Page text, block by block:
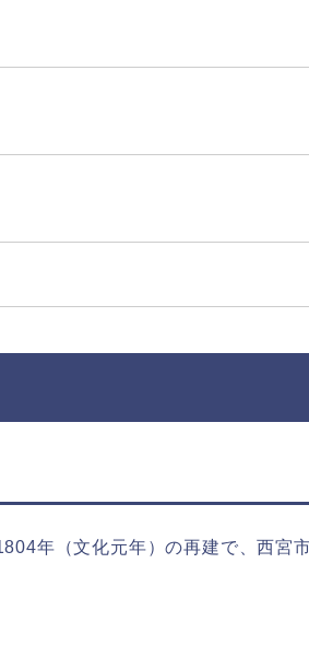
年（文化元年）の再建で、西宮